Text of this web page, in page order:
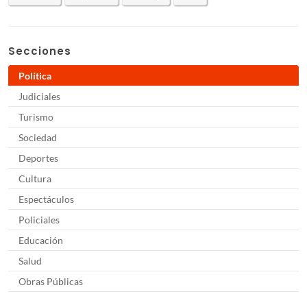
Secciones
Política
Judiciales
Turismo
Sociedad
Deportes
Cultura
Espectáculos
Policiales
Educación
Salud
Obras Públicas